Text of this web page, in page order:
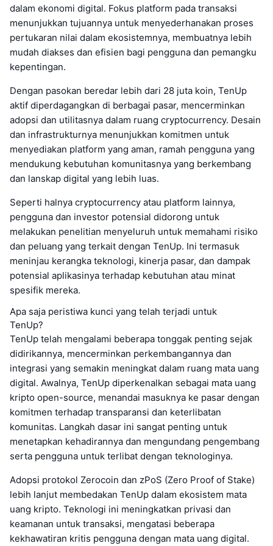
dalam ekonomi digital. Fokus platform pada transaksi
menunjukkan tujuannya untuk menyederhanakan proses
pertukaran nilai dalam ekosistemnya, membuatnya lebih
mudah diakses dan efisien bagi pengguna dan pemangku
kepentingan.
Dengan pasokan beredar lebih dari 28 juta koin, TenUp
aktif diperdagangkan di berbagai pasar, mencerminkan
adopsi dan utilitasnya dalam ruang cryptocurrency. Desain
dan infrastrukturnya menunjukkan komitmen untuk
menyediakan platform yang aman, ramah pengguna yang
mendukung kebutuhan komunitasnya yang berkembang
dan lanskap digital yang lebih luas.
Seperti halnya cryptocurrency atau platform lainnya,
pengguna dan investor potensial didorong untuk
melakukan penelitian menyeluruh untuk memahami risiko
dan peluang yang terkait dengan TenUp. Ini termasuk
meninjau kerangka teknologi, kinerja pasar, dan dampak
potensial aplikasinya terhadap kebutuhan atau minat
spesifik mereka.
Apa saja peristiwa kunci yang telah terjadi untuk
TenUp?
TenUp telah mengalami beberapa tonggak penting sejak
didirikannya, mencerminkan perkembangannya dan
integrasi yang semakin meningkat dalam ruang mata uang
digital. Awalnya, TenUp diperkenalkan sebagai mata uang
kripto open-source, menandai masuknya ke pasar dengan
komitmen terhadap transparansi dan keterlibatan
komunitas. Langkah dasar ini sangat penting untuk
menetapkan kehadirannya dan mengundang pengembang
serta pengguna untuk terlibat dengan teknologinya.
Adopsi protokol Zerocoin dan zPoS (Zero Proof of Stake)
lebih lanjut membedakan TenUp dalam ekosistem mata
uang kripto. Teknologi ini meningkatkan privasi dan
keamanan untuk transaksi, mengatasi beberapa
kekhawatiran kritis pengguna dengan mata uang digital.